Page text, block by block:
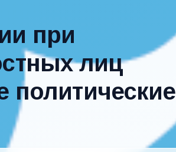
при
лиц
политические